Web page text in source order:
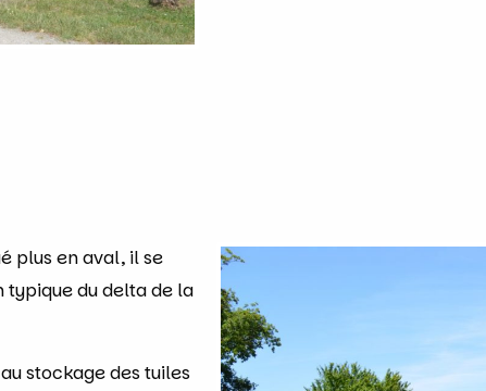
plus en aval, il se
du delta de la
stockage des tuiles